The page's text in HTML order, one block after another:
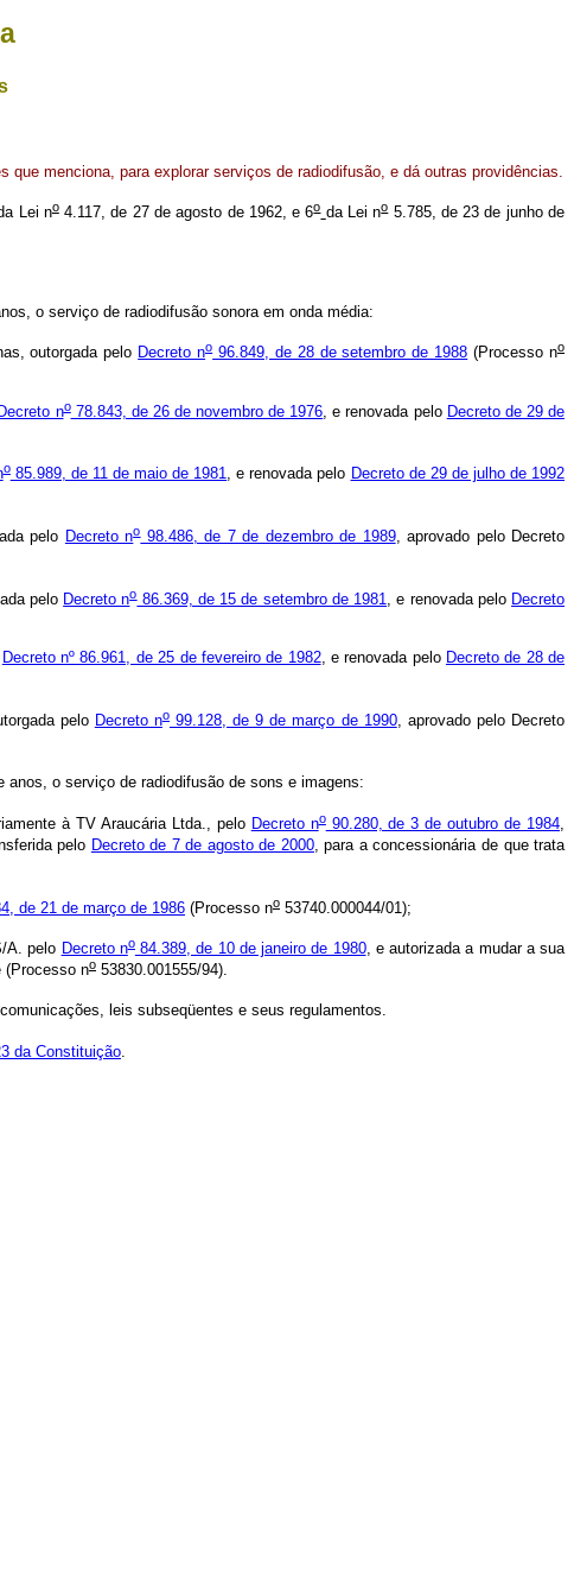
que menciona, para explorar serviços de radiodifusão, e dá outras providências.
Lei no4.117, de 27 de agosto de 1962, e 6o da Lei no5.785, de 23 de junho de
o serviço de radiodifusão sonora em onda média:
outorgada pelo Decreto no96.849, de 28 de setembro de 1988 (Processo no
no78.843, de 26 de novembro de 1976 , e renovada pelo Decreto de 29 de
o85.989, de 11 de maio de 1981, e renovada pelo Decreto de 29 de julho de 1992
pelo Decreto no98.486, de 7 de dezembro de 1989, aprovado pelo Decreto
pelo Decreto no86.369, de 15 de setembro de 1981 , e renovada pelo Decreto
Decreto nº 86.961, de 25 de fevereiro de 1982, e renovada pelo Decreto de 28 de
pelo Decreto no99.128, de 9 de março de 1990, aprovado pelo Decreto
o serviço de radiodifusão de sons e imagens:
à TV Araucária Ltda., pelo Decreto no90.280, de 3 de outubro de 1984
pelo Decreto de 7 de agosto de 2000, para a concessionária de que trata
de 21 de março de 1986 (Processo no 53740.000044/01);
A. pelo Decreto no84.389, de 10 de janeiro de 1980, e autorizada a mudar a sua
(Processo no 53830.001555/94).
leis subseqüentes e seus regulamentos.
da Constituição